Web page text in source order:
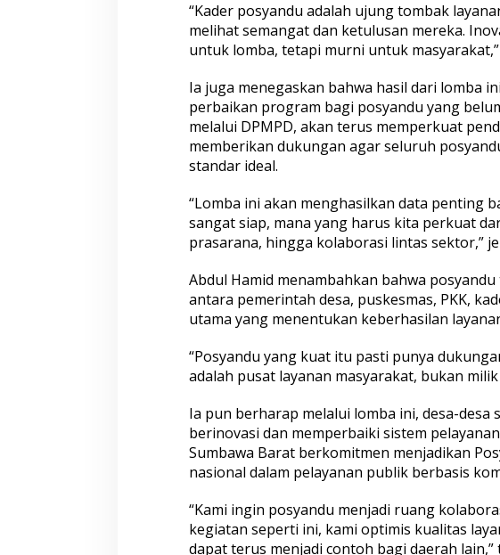
“Kader posyandu adalah ujung tombak
melihat semangat dan ketulusan mereka.
untuk lomba, tetapi murni untuk
Ia juga menegaskan bahwa hasil dari lomba
perbaikan program bagi posyandu yang
melalui DPMPD, akan terus memperkuat
memberikan dukungan agar seluruh
standar ideal.
“Lomba ini akan menghasilkan data penting
sangat siap, mana yang harus kita perkuat
prasarana, hingga kolaborasi lintas sektor,”
Abdul Hamid menambahkan bahwa
antara pemerintah desa, puskesmas, PKK,
utama yang menentukan keberhasilan
“Posyandu yang kuat itu pasti punya
adalah pusat layanan masyarakat, bukan
Ia pun berharap melalui lomba ini, desa-
berinovasi dan memperbaiki sistem
Sumbawa Barat berkomitmen menjadikan
nasional dalam pelayanan publik berbasis
“Kami ingin posyandu menjadi ruang
kegiatan seperti ini, kami optimis kualitas
dapat terus menjadi contoh bagi daerah lain,”